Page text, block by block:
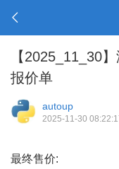
【2025_11_30
报价单
autoup
2025-11-30
最终售价: